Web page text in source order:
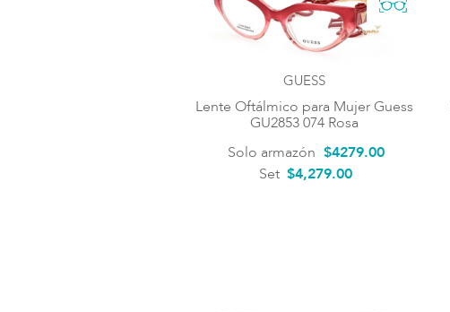
GUESS
Lente Oftálmico para Mujer Guess
GU2853 074 Rosa
Solo armazón $4279.00
Set $4,279.00